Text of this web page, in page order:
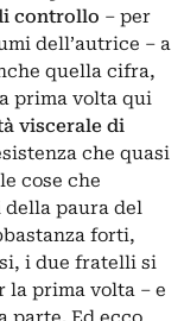
controllo – per
dell’autrice – a
quella cifra,
prima volta qui
viscerale di
che quasi
cose che
paura del
forti,
i due fratelli si
la prima volta – e